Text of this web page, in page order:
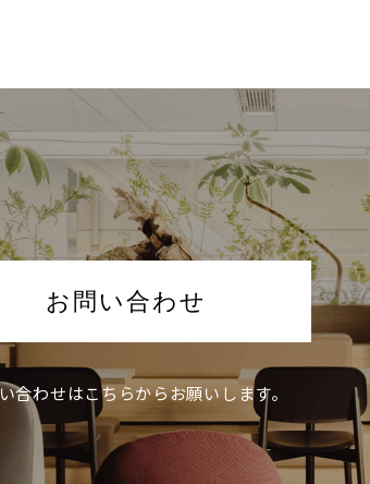
お問い合わせ
合わせはこちらからお願いします。